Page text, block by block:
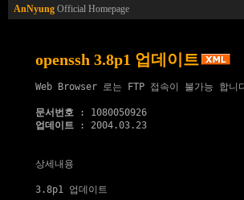
AnNyung Official Homepage
openssh 3.8p1 업데이트
Web Browser 로는 FTP 접속이 불가능 합니
문서번호
업데이트 : 2004.03.23
상세내용
3.8p1 업데이트